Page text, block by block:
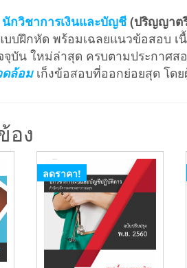
นักวิชาการเงินและบัญชี (ปริญญาต
บฝึกหัด พร้อมเฉลยแนวข้อสอบ
จุบัน ใหม่ล่าสุด ครบตามประกาศส
ล้อมเก็งข้อสอบที่ออกย่อยสุด โด
อง
ลดราคา!